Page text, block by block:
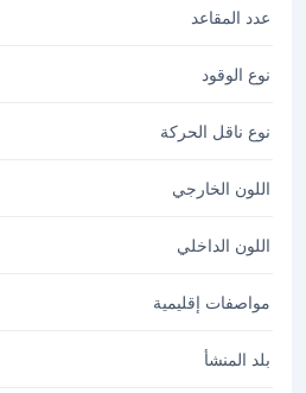
عدد المقاعد
نوع الوقود
نوع ناقل الحركة
اللون الخارجي
اللون الداخلي
مواصفات إقليمية
بلد المنشأ